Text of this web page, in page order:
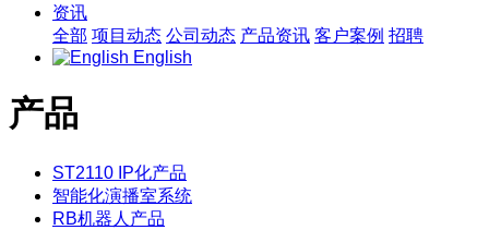
资讯
全部 项目动态 公司动态 产品资讯 客户案例 招聘
English
产品
ST2110 IP化产品
智能化演播室系统
RB机器人产品